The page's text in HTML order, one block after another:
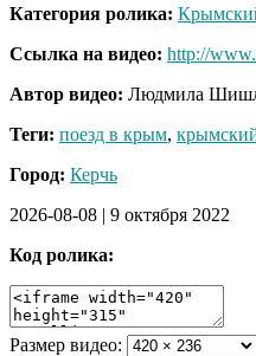
Категория ролика:
Ссылка на видео: http://
Автор видео: Людмила
Теги: поезд в крым,
Город: Керчь
2026-08-08 | 9 октября 2022
Код ролика:
Размер видео: